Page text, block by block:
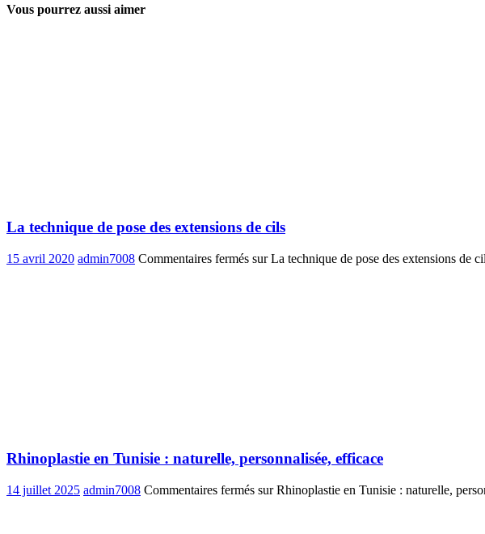
Vous pourrez aussi aimer
La technique de pose des extensions de cils
15 avril 2020 admin7008 Commentaires fermés sur La technique de pose des extensions de
Rhinoplastie en Tunisie : naturelle, personnalisée, efficace
14 juillet 2025 admin7008 Commentaires fermés sur Rhinoplastie en Tunisie : naturelle,